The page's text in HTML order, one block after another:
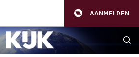
AANMELDEN